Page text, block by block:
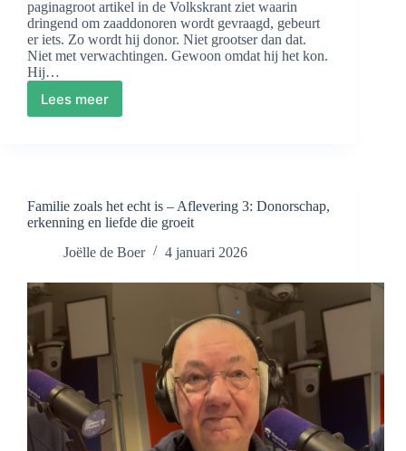
paginagroot artikel in de Volkskrant ziet waarin
dringend om zaaddonoren wordt gevraagd, gebeurt
er iets. Zo wordt hij donor. Niet grootser dan dat.
Niet met verwachtingen. Gewoon omdat hij het kon.
Hij…
Lees meer
Lex
dochters
‘Ik
maak
geen
tussen
dochters’
Familie zoals het echt is – Aflevering 3: Donorschap,
erkenning en liefde die groeit
Joëlle de Boer
4 januari 2026